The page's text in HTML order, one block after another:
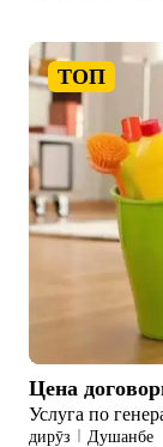
ТОП
Цена
Услуга по
дирӯз Душанбе